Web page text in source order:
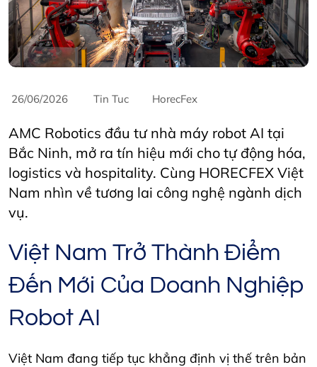
26/06/2026 Tin Tuc HorecFex
AMC Robotics đầu tư nhà máy robot AI tại
Bắc Ninh, mở ra tín hiệu mới cho tự động hóa,
logistics và hospitality. Cùng HORECFEX Việt
Nam nhìn về tương lai công nghệ ngành dịch
vụ.
Việt Nam Trở Thành Điểm
Đến Mới Của Doanh Nghiệp
Robot AI
Việt Nam đang tiếp tục khẳng định vị thế trên bản